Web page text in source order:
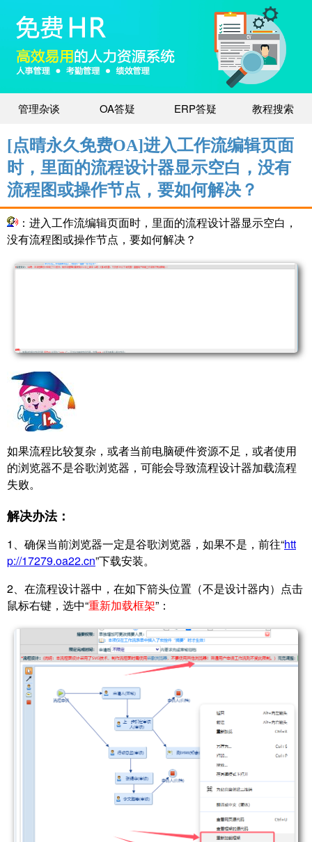
管理杂谈 OA答疑 ERP答疑 教程搜索
[点晴永久免费OA]进入工作流编辑页面
时，里面的流程设计器显示空白，没有
流程图或操作节点，要如何解决？
：进入工作流编辑页面时，里面的流程设计器显示空白，
没有流程图或操作节点，要如何解决？
如果流程比较复杂，或者当前电脑硬件资源不足，或者使用
的浏览器不是谷歌浏览器，可能会导致流程设计器加载流程
失败。
解决办法：
1、确保当前浏览器一定是谷歌浏览器，如果不是，前往“htt
p://17279.oa22.cn​”下载安装。
2、在流程设计器中，在如下箭头位置（不是设计器内）点击
鼠标右键，选中“重新加载框架”：